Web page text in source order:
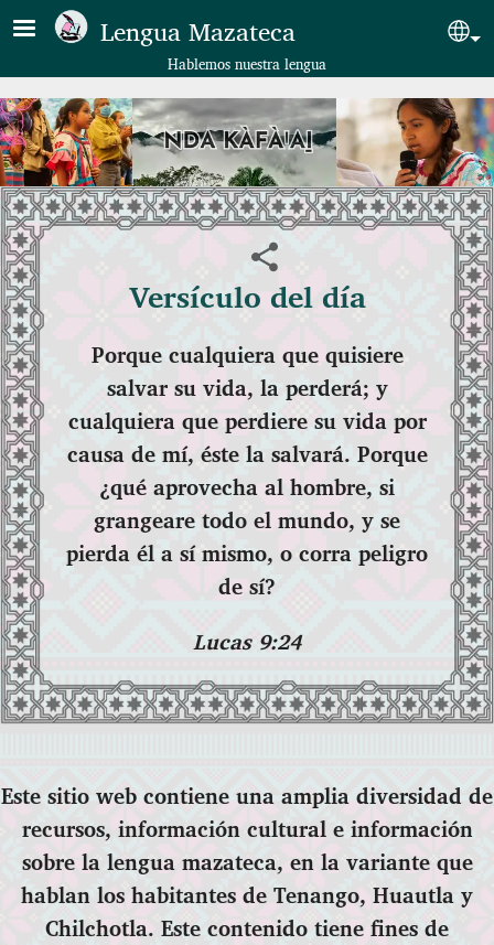
Pasar al contenido principal
Lengua Mazateca
Hablemos nuestra lengua
Versículo del día
Porque cualquiera que quisiere
salvar su vida, la perderá; y
cualquiera que perdiere su vida por
causa de mí, éste la salvará. Porque
¿qué aprovecha al hombre, si
grangeare todo el mundo, y se
pierda él a sí mismo, o corra peligro
de sí?
Lucas 9:24
Este sitio web contiene una amplia diversidad de
recursos, información cultural e información
sobre la lengua mazateca, en la variante que
hablan los habitantes de Tenango, Huautla y
Chilchotla. Este contenido tiene fines de